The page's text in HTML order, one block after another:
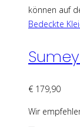
können auf
Bedeckte
€ 179,90
Wir